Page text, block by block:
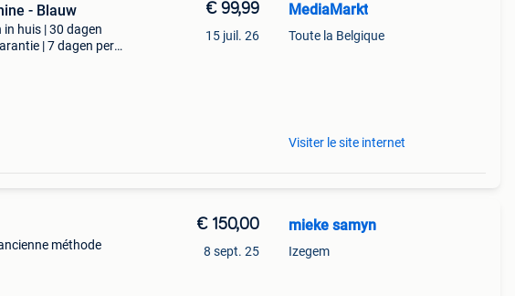
- Blauw
huis | 30 dagen
| 7 dagen per
€ 99,99
15 juil. 26
MediaMarkt
Toute la Belgique
Visiter le site internet
méthode
€ 150,00
8 sept. 25
mieke samyn
Izegem